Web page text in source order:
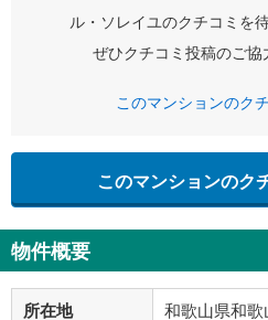
ル・ソレイユのクチコミを
ぜひクチコミ投稿のご協
このマンションのク
このマンションのク
物件概要
所在地 和歌山県和